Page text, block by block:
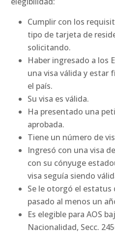
Cumplir con los
tipo de tarjeta de
solicitando.
Haber ingresado a los
una visa válida y estar
el país.
Su visa es válida.
Ha presentado una
aprobada.
Tiene un número de
Ingresó con una visa
con su cónyuge
visa seguía siendo
Se le otorgó el estatus
pasado al menos un
Es elegible para AOS
Nacionalidad, Secc.